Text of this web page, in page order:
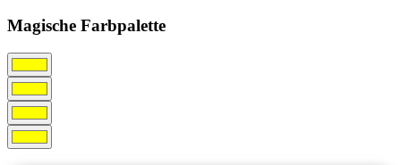
Magische Farbpalette